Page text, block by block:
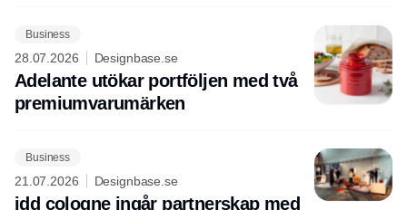
Business
28.07.2026 Designbase.se
Adelante utökar portföljen med två
premiumvarumärken
Business
21.07.2026 Designbase.se
idd cologne ingår partnerskap med